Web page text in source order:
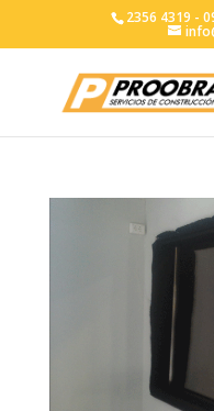
2356 4319 -